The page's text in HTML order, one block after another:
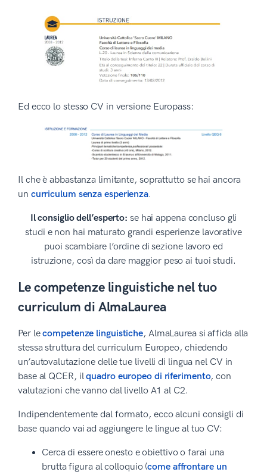
Ed ecco lo stesso CV in versione Europass:
Il che è abbastanza limitante, soprattutto se hai ancora
un curriculum senza esperienza.
Il consiglio dell’esperto: se hai appena concluso gli
studi e non hai maturato grandi esperienze lavorative
puoi scambiare l’ordine di sezione lavoro ed
istruzione, così da dare maggior peso ai tuoi studi.
Le competenze linguistiche nel tuo
curriculum di AlmaLaurea
Per lecompetenze linguistiche, AlmaLaurea si affida alla
stessa struttura del curriculum Europeo, chiedendo
un’autovalutazione delle tue livelli di lingua nel CV in
base al QCER, ilquadro europeo di riferimento, con
valutazioni che vanno dal livello A1 al C2.
Indipendentemente dal formato, ecco alcuni consigli di
base quando vai ad aggiungere le lingue al tuo CV:
Cerca di essere onesto e obiettivo o farai una
brutta figura al colloquio (come affrontare un